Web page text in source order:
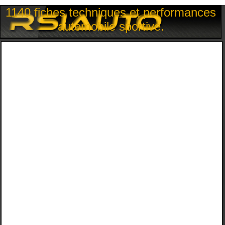
1140 fiches techniques et performances
automobile sportive.